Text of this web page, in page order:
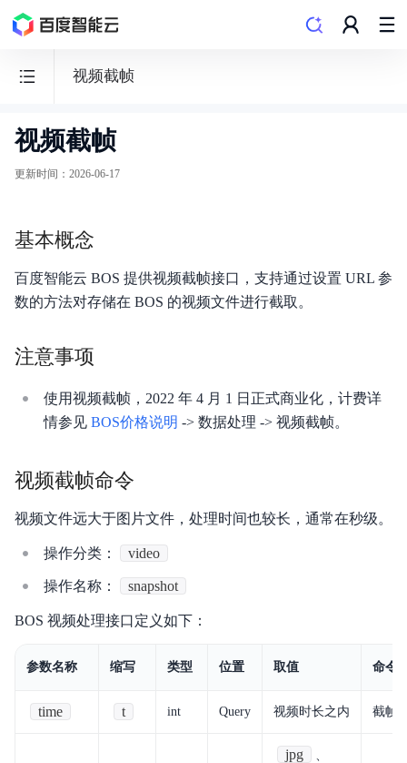
视频截帧
BOS
对
储
功能发布记录
安全与合规
产品描述
产品定价
快速入门
视频专区
控制台操作指南
开发者指南
数据处理
视频截帧
更新时间 ： 2026-06-17
基本概念
百度智能云 BOS 提供视频截帧接口，支持通过设置 URL 参
数的方法对存储在 BOS 的视频文件进行截取。
注意事项
使用视频截帧，2022 年 4 月 1 日正式商业化，计费详
情参见 BOS价格说明 -> 数据处理 -> 视频截帧。
视频截帧命令
视频文件远大于图片文件，处理时间也较长，通常在秒级。
操作分类： video
操作名称： snapshot
BOS 视频处理接口定义如下：
参数名称 缩写 类型 位置 取值 命令
time t int Query 视频时长之内 截帧
jpg 、